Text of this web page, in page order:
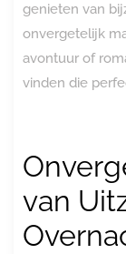
genieten van
onvergetelijk
avontuur of
vinden die
van